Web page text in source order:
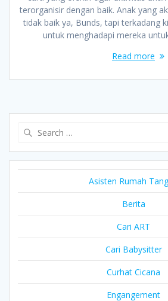
terorganisir dengan baik. Anak yang
tidak baik ya, Bunds, tapi terkadang
untuk menghadapi mereka
Read more
Asisten Rumah
Berita
Cari ART
Cari Babysitter
Curhat Cicana
Engangement